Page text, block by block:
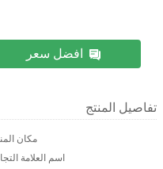
افضل سعر
تفاصيل المنتج
مكان
اسم العلامة